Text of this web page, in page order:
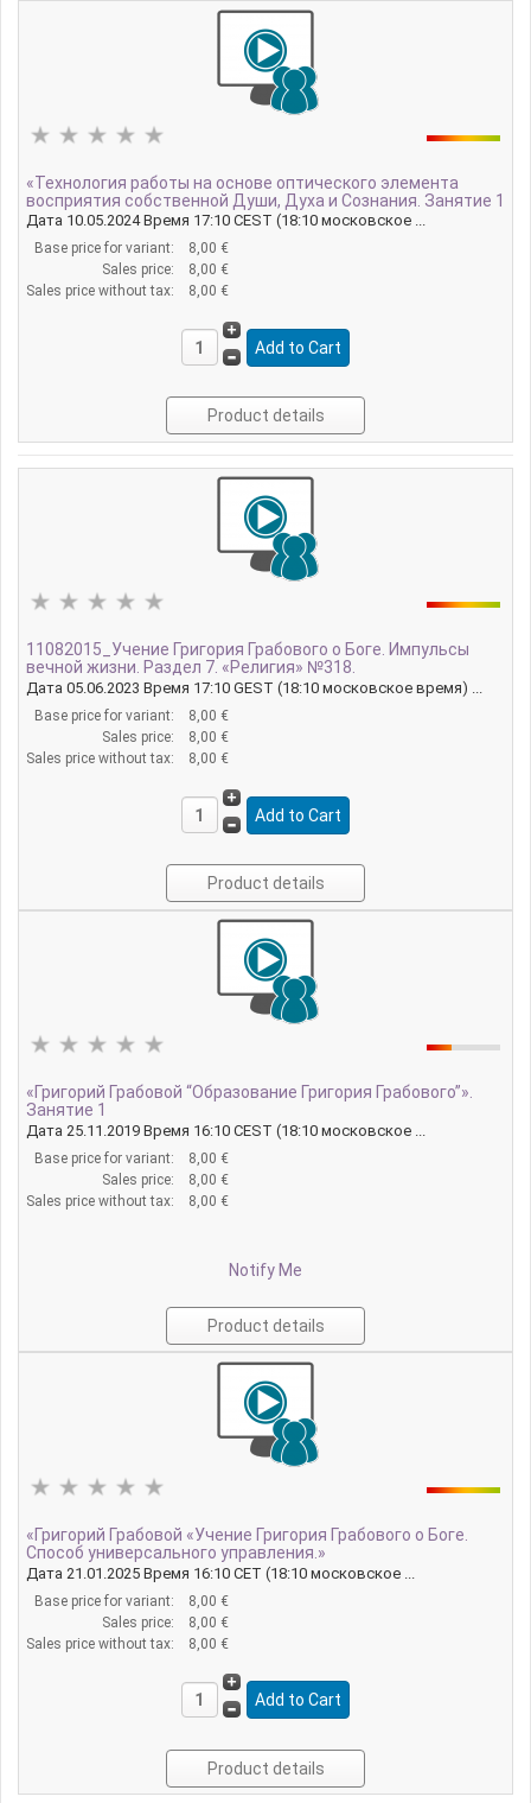
«Технология работы на основе оптического элемента
восприятия собственной Души, Духа и Сознания. Занятие 1
Дата 10.05.2024 Время 17:10 CEST (18:10 московское ...
Base price for variant:
8,00 €
Sales price:
8,00 €
Sales price without tax:
8,00 €
Product details
11082015_Учение Григория Грабового о Боге. Импульсы
вечной жизни. Раздел 7. «Религия» №318.
Дата 05.06.2023 Время 17:10 GEST (18:10 московское время) ...
Base price for variant:
8,00 €
Sales price:
8,00 €
Sales price without tax:
8,00 €
Product details
«Григорий Грабовой “Образование Григория Грабового”».
Занятие 1
Дата 25.11.2019 Время 16:10 CEST (18:10 московское ...
Base price for variant:
8,00 €
Sales price:
8,00 €
Sales price without tax:
8,00 €
Notify Me
Product details
«Григорий Грабовой «Учение Григория Грабового о Боге.
Способ универсального управления.»
Дата 21.01.2025 Время 16:10 CET (18:10 московское ...
Base price for variant:
8,00 €
Sales price:
8,00 €
Sales price without tax:
8,00 €
Product details